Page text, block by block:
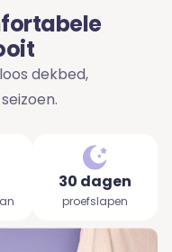
dekbed,
30 dagen
proefslapen